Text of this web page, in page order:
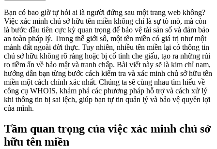
Bạn có bao giờ tự hỏi ai là người đứng sau một trang web không?
Việc xác minh chủ sở hữu tên miền không chỉ là sự tò mò, mà còn
là bước đầu tiên cực kỳ quan trọng để bảo vệ tài sản số và đảm bảo
an toàn pháp lý. Trong thế giới số, một tên miền có giá trị như một
mảnh đất ngoài đời thực. Tuy nhiên, nhiều tên miền lại có thông tin
chủ sở hữu không rõ ràng hoặc bị cố tình che giấu, tạo ra những rủi
ro tiềm ẩn về bảo mật và tranh chấp. Bài viết này sẽ là kim chỉ nam,
hướng dẫn bạn từng bước cách kiểm tra và xác minh chủ sở hữu tên
miền một cách chính xác nhất. Chúng ta sẽ cùng nhau tìm hiểu về
công cụ WHOIS, khám phá các phương pháp hỗ trợ và cách xử lý
khi thông tin bị sai lệch, giúp bạn tự tin quản lý và bảo vệ quyền lợi
của mình.
Tầm quan trọng của việc xác minh chủ sở
hữu tên miền